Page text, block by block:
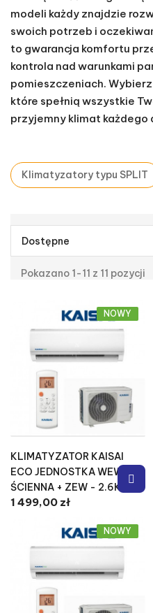
oszczędność energii.
modeli każdy znajdzie
swoich potrzeb i
to gwarancja komfortu
kontrola nad warunkami
pomieszczeniach.
które spełnią wszystkie
przyjemny klimat każdego
Klimatyzatory typu SPLIT
Dostępne
Pokazano 1-11 z 11 pozycji
NOWY
KLIMATYZATOR KAISAI
ECO JEDNOSTKA WEW
ŚCIENNA + ZEW - 2.6KW
1 499,00 zł
NOWY